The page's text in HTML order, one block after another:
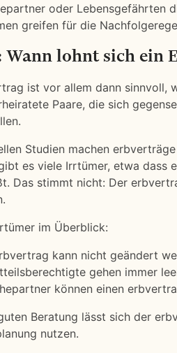
oder Lebensgefährten
greifen für die
Wann lohnt sich ein
ist vor allem dann sinnvoll,
Paare, die sich
Studien machen
es viele Irrtümer, etwa dass
Das stimmt nicht: Der
im Überblick:
kann nicht geändert
gehen immer
können einen
Beratung lässt sich der
nutzen.